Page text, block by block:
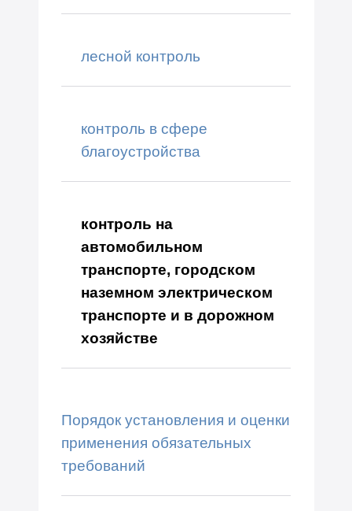
лесной контроль
контроль в сфере
благоустройства
контроль на
автомобильном
транспорте, городском
наземном электрическом
транспорте и в дорожном
хозяйстве
Порядок установления и оценки
применения обязательных
требований